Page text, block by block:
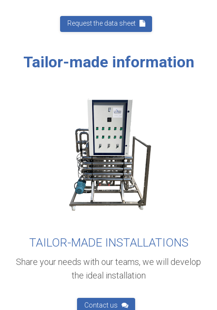
Request the data sheet
Tailor-made information
TAILOR-MADE INSTALLATIONS
Share your needs with our teams, we will develop
the ideal installation
Contact us